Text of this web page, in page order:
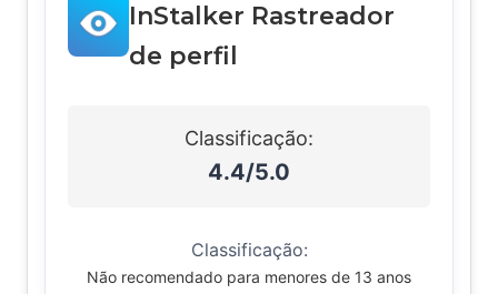
InStalker Rastreador
de perfil
Classificação:
4.4/5.0
Classificação:
Não recomendado para menores de 13 anos